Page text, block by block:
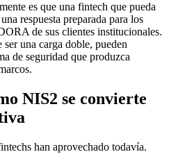
es que una fintech que pueda
respuesta preparada para los
de sus clientes institucionales.
una carga doble, pueden
de seguridad que produzca
NIS2 se convierte
han aprovechado todavía.